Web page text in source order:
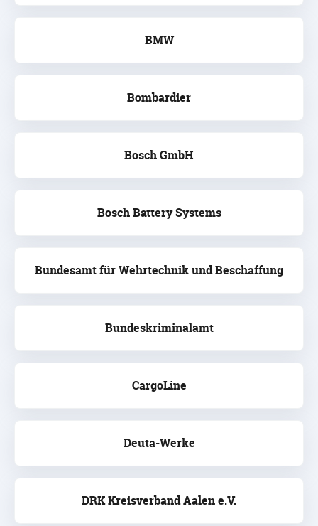
BMW
Bombardier
Bosch GmbH
Bosch Battery Systems
Bundesamt für Wehrtechnik und Beschaffung
Bundeskriminalamt
CargoLine
Deuta-Werke
DRK Kreisverband Aalen e.V.